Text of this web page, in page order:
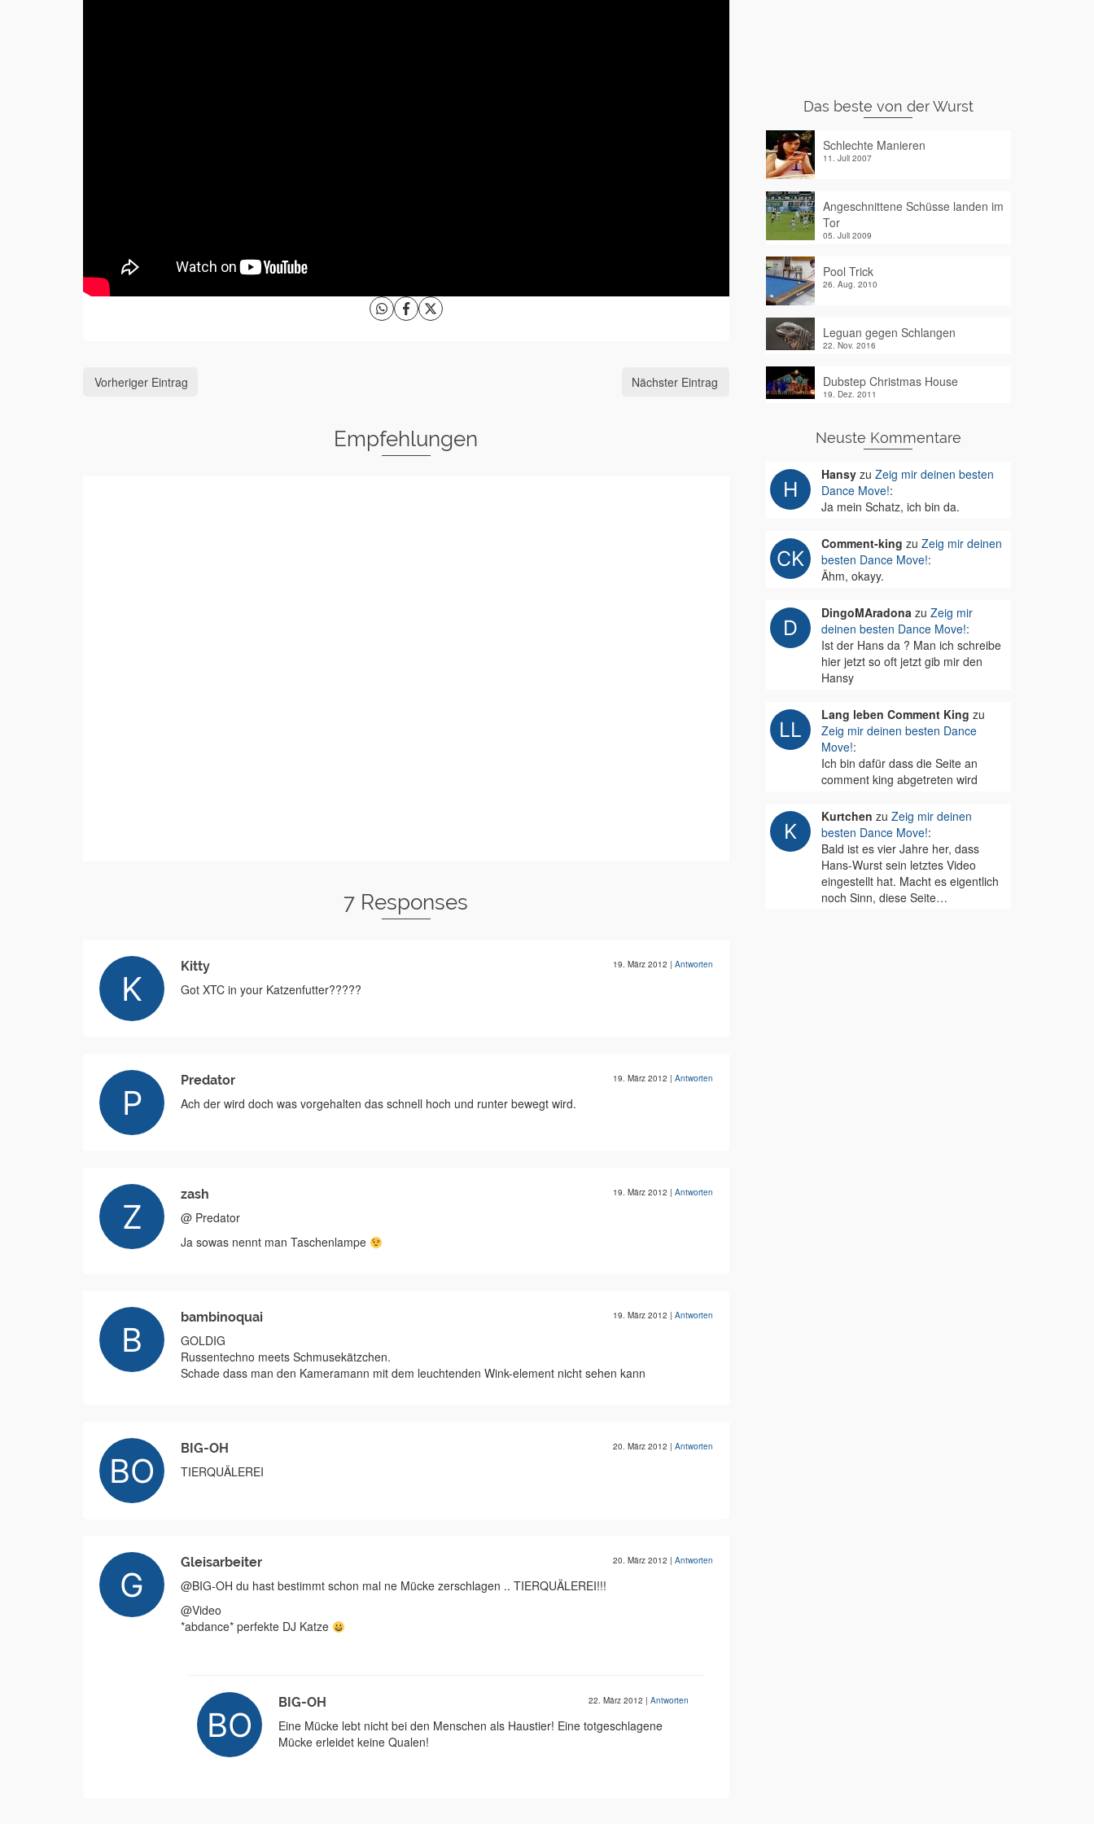
Vorheriger Eintrag Nächster Eintrag
Empfehlungen
7 Responses
Kitty 19. März 2012 | Antworten
Got XTC in your Katzenfutter?????
Predator 19. März 2012 | Antworten
Ach der wird doch was vorgehalten das schnell hoch und runter bewegt wird.
zash 19. März 2012 | Antworten
@ Predator
Ja sowas nennt man Taschenlampe
bambinoquai 19. März 2012 | Antworten
GOLDIG
Russentechno meets Schmusekätzchen.
Schade dass man den Kameramann mit dem leuchtenden Wink-element nicht sehen kann
BIG-OH 20. März 2012 | Antworten
TIERQUÄLEREI
Gleisarbeiter 20. März 2012 | Antworten
@BIG-OH du hast bestimmt schon mal ne Mücke zerschlagen .. TIERQUÄLEREI!!!
@Video
*abdance* perfekte DJ Katze
BIG-OH 22. März 2012 | Antworten
Eine Mücke lebt nicht bei den Menschen als Haustier! Eine totgeschlagene
Mücke erleidet keine Qualen!
Das beste von der Wurst
Schlechte Manieren
11. Juli 2007
Angeschnittene Schüsse landen im
Tor
05. Juli 2009
Pool Trick
26. Aug. 2010
Leguan gegen Schlangen
22. Nov. 2016
Dubstep Christmas House
19. Dez. 2011
Neuste Kommentare
Hansyzu Zeig mir deinen besten
Dance Move!:
Ja mein Schatz, ich bin da.
Comment-king zu Zeig mir deinen
besten Dance Move!:
Ähm, okayy.
DingoMAradonazu Zeig mir
deinen besten Dance Move!:
Ist der Hans da ? Man ich schreibe
hier jetzt so oft jetzt gib mir den
Hansy
Lang leben Comment King zu
Zeig mir deinen besten Dance
Move!:
Ich bin dafür dass die Seite an
comment king abgetreten wird
Kurtchen zu Zeig mir deinen
besten Dance Move!:
Bald ist es vier Jahre her, dass
Hans-Wurst sein letztes Video
eingestellt hat. Macht es eigentlich
noch Sinn, diese Seite…